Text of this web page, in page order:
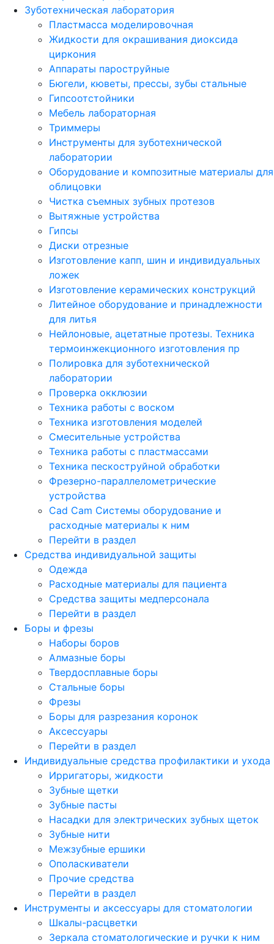
Зуботехническая лаборатория
Пластмасса моделировочная
Жидкости для окрашивания диоксида
циркония
Аппараты пароструйные
Бюгели, кюветы, прессы, зубы стальные
Гипсоотстойники
Мебель лабораторная
Триммеры
Инструменты для зуботехнической
лаборатории
Оборудование и композитные материалы для
облицовки
Чистка съемных зубных протезов
Вытяжные устройства
Гипсы
Диски отрезные
Изготовление капп, шин и индивидуальных
ложек
Изготовление керамических конструкций
Литейное оборудование и принадлежности
для литья
Нейлоновые, ацетатные протезы. Техника
термоинжекционного изготовления пр
Полировка для зуботехнической
лаборатории
Проверка окклюзии
Техника работы с воском
Техника изготовления моделей
Смесительные устройства
Техника работы с пластмассами
Техника пескоструйной обработки
Фрезерно-параллелометрические
устройства
Cad Cam Системы оборудование и
расходные материалы к ним
Перейти в раздел
Средства индивидуальной защиты
Одежда
Расходные материалы для пациента
Средства защиты медперсонала
Перейти в раздел
Боры и фрезы
Наборы боров
Алмазные боры
Твердосплавные боры
Стальные боры
Фрезы
Боры для разрезания коронок
Аксессуары
Перейти в раздел
Индивидуальные средства профилактики и ухода
Ирригаторы, жидкости
Зубные щетки
Зубные пасты
Насадки для электрических зубных щеток
Зубные нити
Межзубные ершики
Ополаскиватели
Прочие средства
Перейти в раздел
Инструменты и аксессуары для стоматологии
Шкалы-расцветки
Зеркала стоматологические и ручки к ним